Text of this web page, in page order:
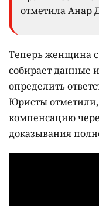
отметила Анар
Теперь женщина
собирает данные
определить
Юристы
компенсацию
доказывания